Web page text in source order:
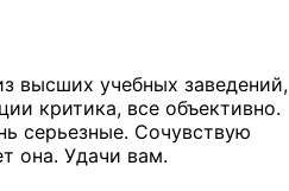
высших учебных заведений,
критика, все объективно.
серьезные. Сочувствую
она. Удачи вам.